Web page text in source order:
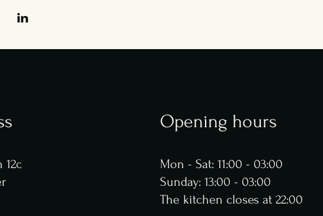
12c
Opening hours
Mon - Sat: 11:00 - 03:00
​​Sunday: 13:00 - 03:00
The kitchen closes at 22:00